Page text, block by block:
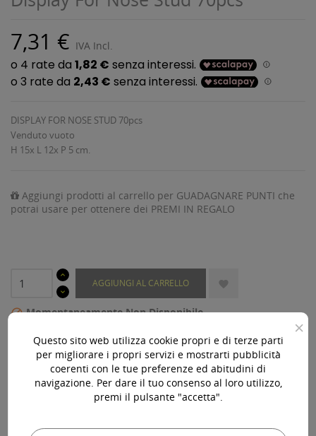
7,31 € IVA Incl.
DISPLAY FOR NOSE STUD 70pcs
Venduto vuoto
H 15x L 12x P 5 cm.
Aggiungi prodotti al carrello per GUADAGNARE PUNTI che
potrai usare per ottenere dei PREMI IN REGALO
AGGIUNGI AL CARRELLO 
Momentaneamente Non Disponibile
Acquista 119,00 € (iva incl.) di prodotti per ottenere la
spedizione gratuita!
Ho preso visione della Privacy Policy di questo sito e ne
×
Questo sito web utilizza cookie propri e di terze parti
per migliorare i propri servizi e mostrarti pubblicità
coerenti con le tue preferenze ed abitudini di
navigazione. Per dare il tuo consenso al loro utilizzo,
premi il pulsante "accetta".